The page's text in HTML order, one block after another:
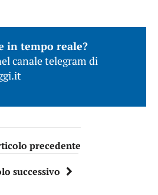
in tempo reale?
canale telegram di
precedente
successivo